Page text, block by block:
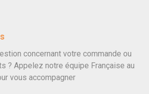
concernant votre commande ou
? Appelez notre équipe Française au
vous accompagner